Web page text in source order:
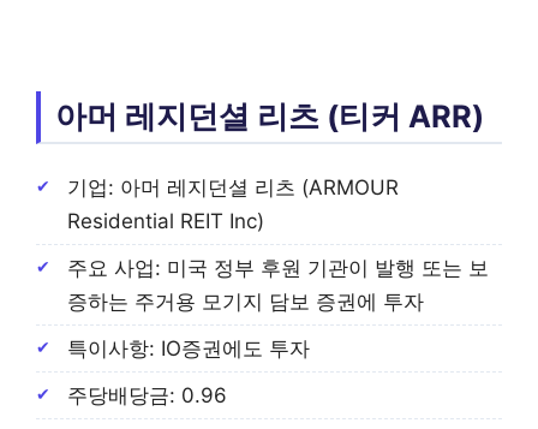
아머 레지던셜 리츠 (티커 ARR)
기업: 아머 레지던셜 리츠 (ARMOUR
Residential REIT Inc)
주요 사업: 미국 정부 후원 기관이 발행 또는 보
증하는 주거용 모기지 담보 증권에 투자
특이사항: IO증권에도 투자
주당배당금: 0.96